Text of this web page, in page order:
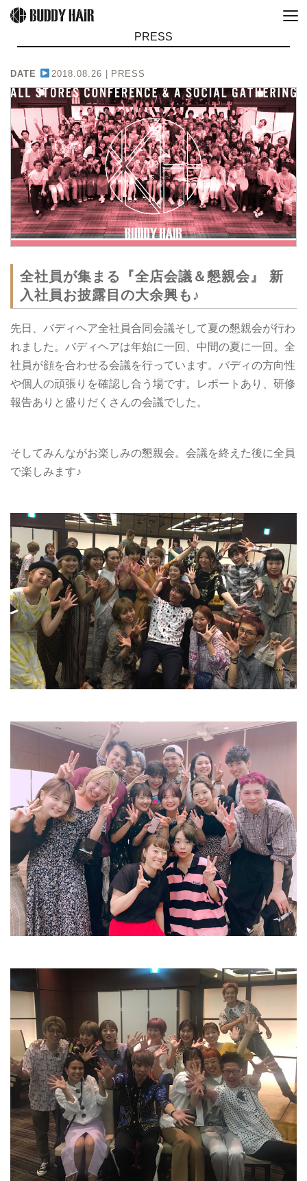
PRESS
DATE 2018.08.26 | PRESS
全社員が集まる『全店会議＆懇親会』 新
入社員お披露目の大余興も♪
先日、バディヘア全社員合同会議そして夏の懇親会が行わ
れました。バディヘアは年始に一回、中間の夏に一回。全
社員が顔を合わせる会議を行っています。バディの方向性
や個人の頑張りを確認し合う場です。レポートあり、研修
報告ありと盛りだくさんの会議でした。
そしてみんながお楽しみの懇親会。会議を終えた後に全員
で楽しみます♪